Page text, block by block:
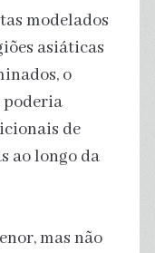
modelados
asiáticas
o
poderia
de
ao longo da
mas não